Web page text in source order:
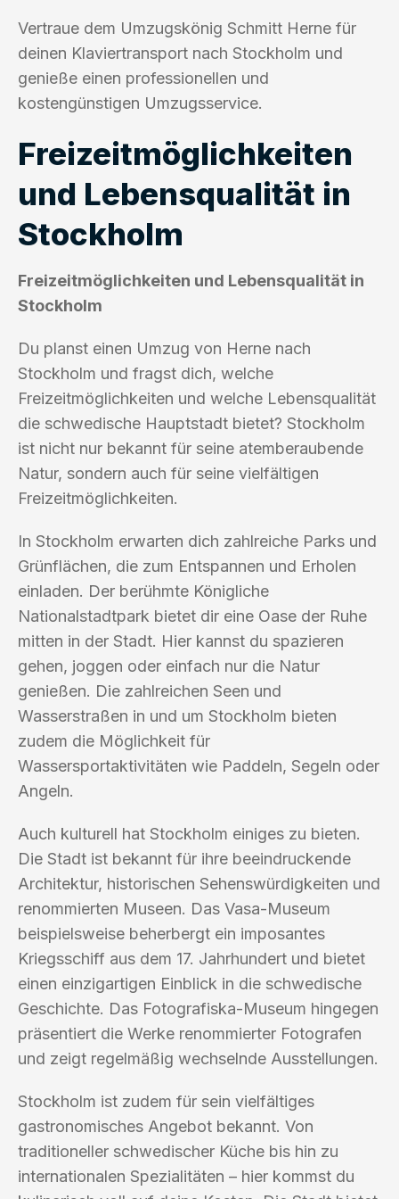
Vertraue dem Umzugskönig Schmitt Herne für
deinen Klaviertransport nach Stockholm und
genieße einen professionellen und
kostengünstigen Umzugsservice.
Freizeitmöglichkeiten
und Lebensqualität in
Stockholm
Freizeitmöglichkeiten und Lebensqualität in
Stockholm
Du planst einen Umzug von Herne nach
Stockholm und fragst dich, welche
Freizeitmöglichkeiten und welche Lebensqualität
die schwedische Hauptstadt bietet? Stockholm
ist nicht nur bekannt für seine atemberaubende
Natur, sondern auch für seine vielfältigen
Freizeitmöglichkeiten.
In Stockholm erwarten dich zahlreiche Parks und
Grünflächen, die zum Entspannen und Erholen
einladen. Der berühmte Königliche
Nationalstadtpark bietet dir eine Oase der Ruhe
mitten in der Stadt. Hier kannst du spazieren
gehen, joggen oder einfach nur die Natur
genießen. Die zahlreichen Seen und
Wasserstraßen in und um Stockholm bieten
zudem die Möglichkeit für
Wassersportaktivitäten wie Paddeln, Segeln oder
Angeln.
Auch kulturell hat Stockholm einiges zu bieten.
Die Stadt ist bekannt für ihre beeindruckende
Architektur, historischen Sehenswürdigkeiten und
renommierten Museen. Das Vasa-Museum
beispielsweise beherbergt ein imposantes
Kriegsschiff aus dem 17. Jahrhundert und bietet
einen einzigartigen Einblick in die schwedische
Geschichte. Das Fotografiska-Museum hingegen
präsentiert die Werke renommierter Fotografen
und zeigt regelmäßig wechselnde Ausstellungen.
Stockholm ist zudem für sein vielfältiges
gastronomisches Angebot bekannt. Von
traditioneller schwedischer Küche bis hin zu
internationalen Spezialitäten – hier kommst du